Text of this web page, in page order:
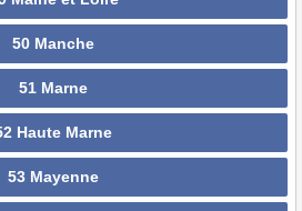
50 Manche
51 Marne
Haute Marne
53 Mayenne